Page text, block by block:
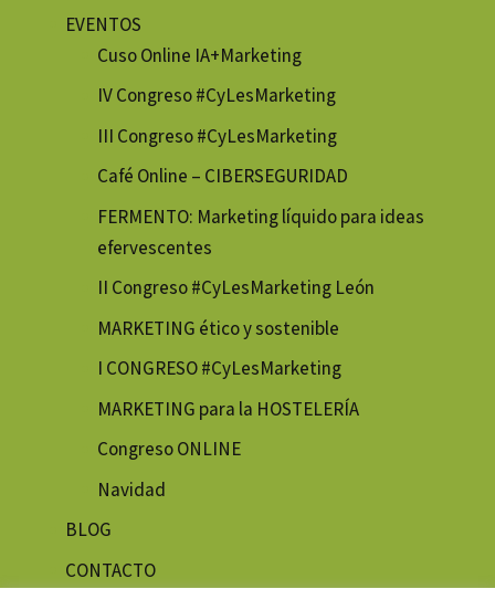
EVENTOS
Cuso Online IA+Marketing
IV Congreso #CyLesMarketing
III Congreso #CyLesMarketing
Café Online – CIBERSEGURIDAD
FERMENTO: Marketing líquido para ideas
efervescentes
II Congreso #CyLesMarketing León
MARKETING ético y sostenible
I CONGRESO #CyLesMarketing
MARKETING para la HOSTELERÍA
Congreso ONLINE
Navidad
BLOG
CONTACTO